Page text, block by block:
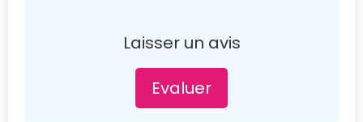
Laisser un avis
Evaluer